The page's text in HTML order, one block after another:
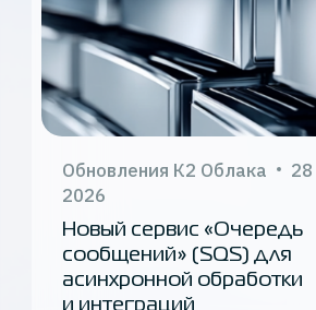
Обновления К2 Облака
2026
Новый сервис «Очередь
сообщений» (SQS) для
асинхронной обработки
и интеграций